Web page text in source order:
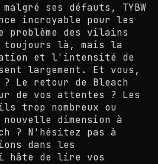
ses défauts, TYBW
incroyable pour les
problème des vilains
toujours là, mais la
et l'intensité de
largement. Et vous,
? Le retour de Bleach
de vos attentes ? Les
trop nombreux ou
dimension à
? N'hésitez pas à
dans les
hâte de lire vos